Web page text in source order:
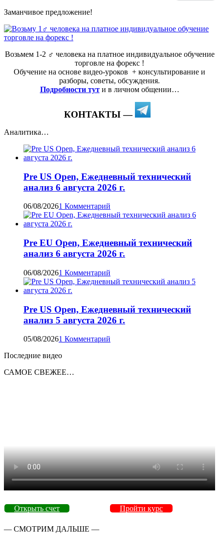
Заманчивое предложение!
Возьмем 1-2 ‍♂️ человека на платное индивидуальное обучение
торговле на форекс !
Обучение на основе видео-уроков ️ + консультирование и
разборы, советы, обсуждения.
Подробности тут и в личном общении…
КОНТАКТЫ —
Аналитика…
Pre US Open, Ежедневный технический
анализ 6 августа 2026 г.
06/08/20261 Комментарий
Pre EU Open, Ежедневный технический
анализ 6 августа 2026 г.
06/08/20261 Комментарий
Pre US Open, Ежедневный технический
анализ 5 августа 2026 г.
05/08/20261 Комментарий
Последние видео
САМОЕ СВЕЖЕЕ…
Открыть счет Пройти курс
— СМОТРИМ ДАЛЬШЕ —